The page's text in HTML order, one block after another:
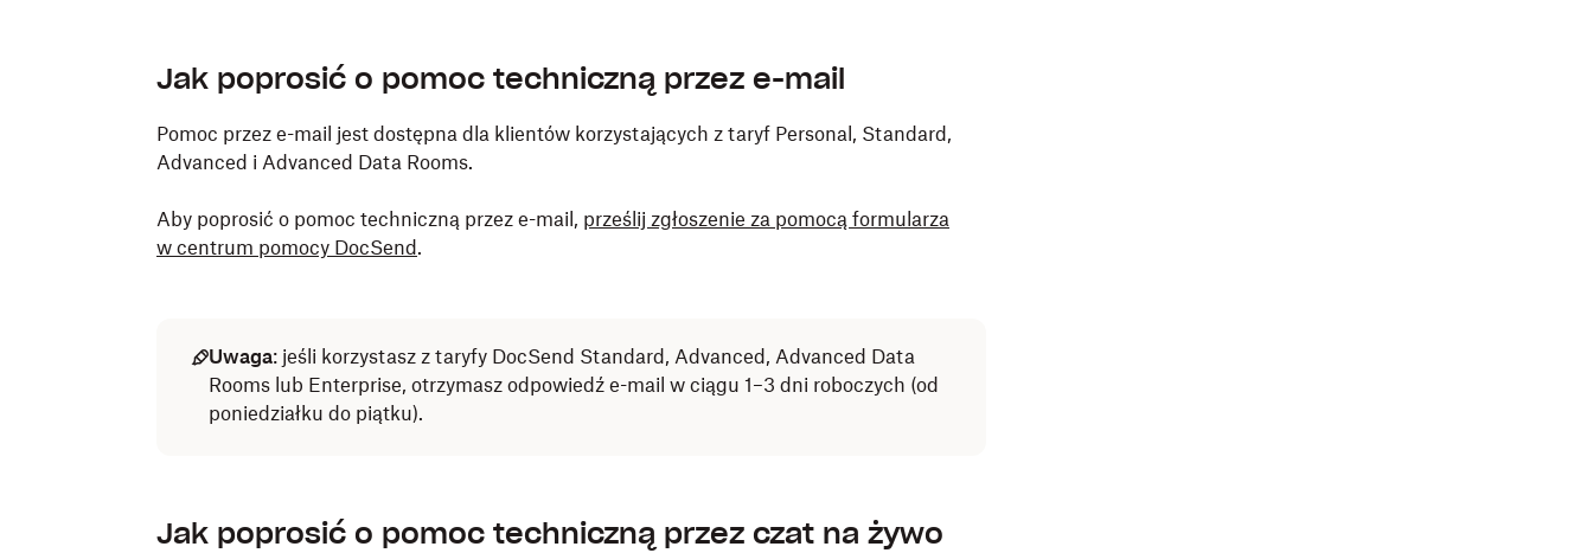
Jak poprosić o pomoc techniczną przez e-mail
Pomoc przez e-mail jest dostępna dla klientów korzystających z taryf Personal, Standard,
Advanced i Advanced Data Rooms.
Aby poprosić o pomoc techniczną przez e-mail, prześlij zgłoszenie za pomocą formularza
w centrum pomocy DocSend .
Uwaga: jeśli korzystasz z taryfy DocSend Standard, Advanced, Advanced Data
Rooms lub Enterprise, otrzymasz odpowiedź e-mail w ciągu 1–3 dni roboczych (od
poniedziałku do piątku).
Jak poprosić o pomoc techniczną przez czat na żywo